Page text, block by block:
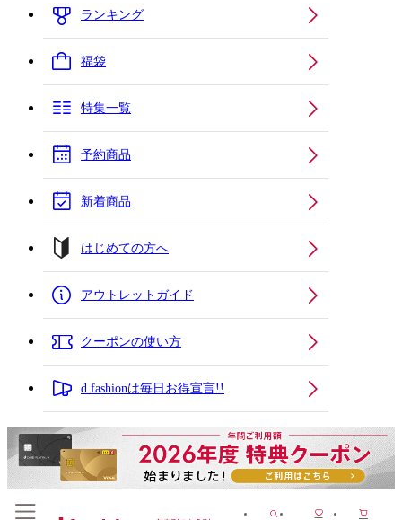
ランキング
福袋
特集一覧
予約商品
新着商品
はじめての方へ
アウトレットガイド
クーポンの使い方
d fashionは毎日お得宣言!!